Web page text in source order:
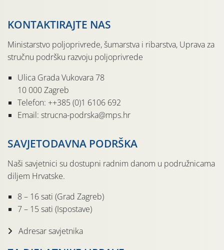
KONTAKTIRAJTE NAS
Ministarstvo poljoprivrede, šumarstva i ribarstva, Uprava za
stručnu podršku razvoju poljoprivrede
Ulica Grada Vukovara 78
10 000 Zagreb
Telefon: ++385 (0)1 6106 692
Email: strucna-podrska@mps.hr
SAVJETODAVNA PODRŠKA
Naši savjetnici su dostupni radnim danom u podružnicama
diljem Hrvatske.
8 – 16 sati (Grad Zagreb)
7 – 15 sati (Ispostave)
Adresar savjetnika